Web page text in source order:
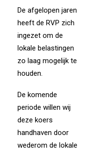
De afgelopen jaren
heeft de RVP zich
ingezet om de
lokale belastingen
zo laag mogelijk te
houden.
De komende
periode willen wij
deze koers
handhaven door
wederom de lokale